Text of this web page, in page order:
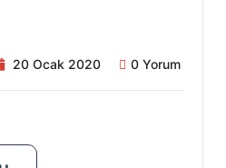
20 Ocak 2020 0 Yorum